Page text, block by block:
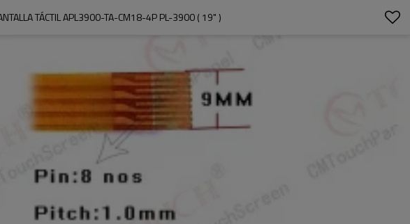
TÁCTIL APL3900-TA-CM18-4P PL-3900 ( 19" )